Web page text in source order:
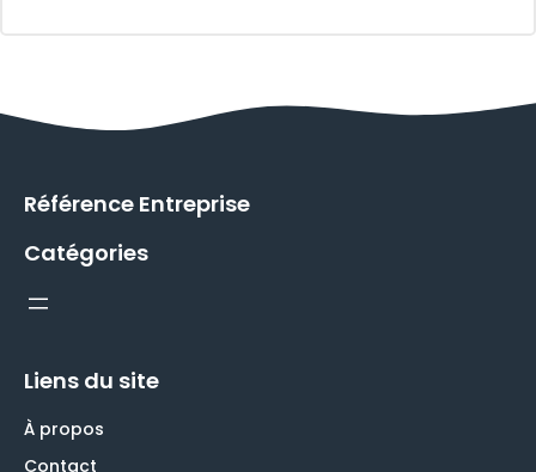
Référence Entreprise
Catégories
Liens du site
À propos
Contact